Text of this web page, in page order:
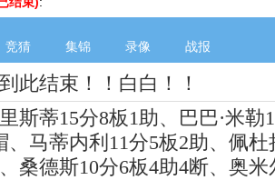
竞猜 集锦 录像 战报
此结束！！白白！！
斯蒂15分8板1助、巴巴·米勒
、马蒂内利11分5板2助、佩杜
桑德斯10分6板4助4断、奥米